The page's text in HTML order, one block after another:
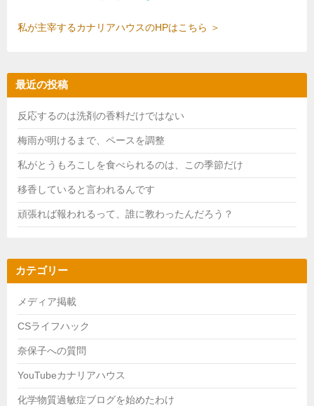
私が主宰するカナリアハウスのHPはこちら ＞
最近の投稿
反応するのは洗剤の香料だけではない
梅雨が明けるまで、ペースを調整
私がとうもろこしを食べられるのは、この季節だけ
移香していると言われるんです
頑張れば報われるって、誰に教わったんだろう？
カテゴリー
メディア掲載
CSライフハック
奈保子への質問
YouTubeカナリアハウス
化学物質過敏症ブログを始めたわけ